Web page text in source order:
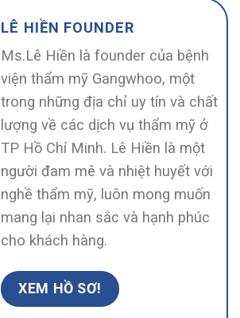
LÊ HIỀN FOUNDER
Ms.Lê Hiền là founder của bệnh
viện thẩm mỹ Gangwhoo, một
trong những địa chỉ uy tín và chất
lượng về các dịch vụ thẩm mỹ ở
TP Hồ Chí Minh. Lê Hiền là một
người đam mê và nhiệt huyết với
nghề thẩm mỹ, luôn mong muốn
mang lại nhan sắc và hạnh phúc
cho khách hàng.
XEM HỒ SƠ!